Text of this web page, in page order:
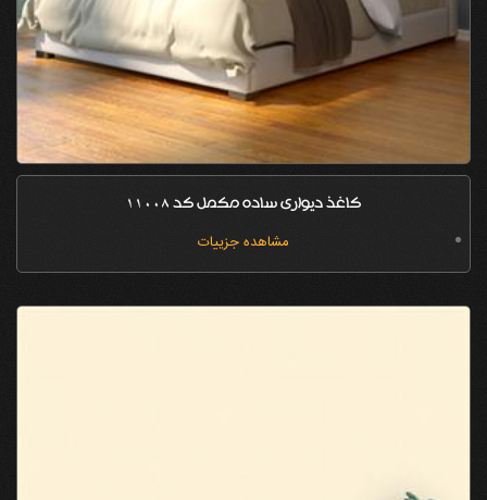
کاغذ دیواری ساده مکمل کد 11008
مشاهده جزییات